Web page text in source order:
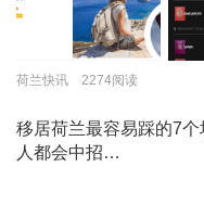
荷兰快讯 2274阅读
移居荷兰最容易踩的7
人都会中招…